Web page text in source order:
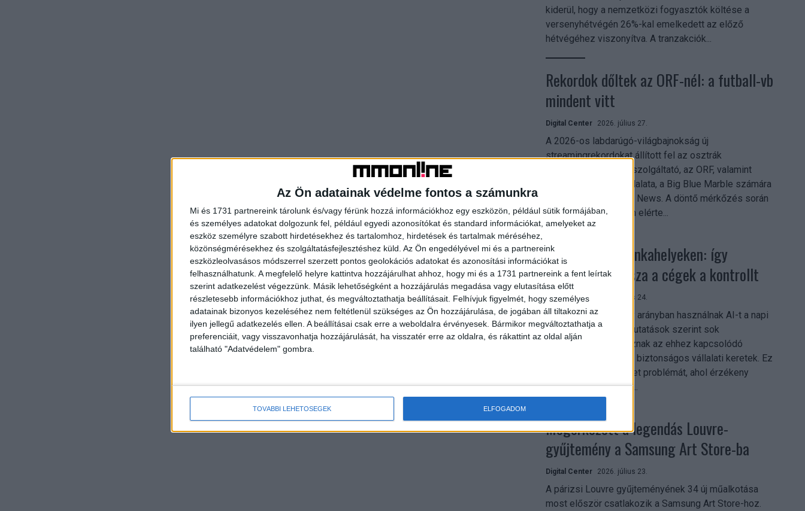
Az Ön adatainak védelme fontos a számunkra
Mi és 1731 partnereink tárolunk és/vagy férünk hozzá információkhoz egy eszközön, például sütik formájában,
és személyes adatokat dolgozunk fel, például egyedi azonosítókat és standard információkat, amelyeket az
eszköz személyre szabott hirdetésekhez és tartalomhoz, hirdetések és tartalmak méréséhez,
közönségmérésekhez és szolgáltatásfejlesztéshez küld. Az Ön engedélyével mi és a partnereink
eszközleolvasásos módszerrel szerzett pontos geolokációs adatokat és azonosítási információkat is
felhasználhatunk. A megfelelő helyre kattintva hozzájárulhat ahhoz, hogy mi és a 1731 partnereink a fent leírtak
szerint adatkezelést végezzünk. Másik lehetőségként a hozzájárulás megadása vagy elutasítása előtt
részletesebb információkhoz juthat, és megváltoztathatja beállításait. Felhívjuk figyelmét, hogy személyes
adatainak bizonyos kezeléséhez nem feltétlenül szükséges az Ön hozzájárulása, de jogában áll tiltakozni az
ilyen jellegű adatkezelés ellen. A beállításai csak erre a weboldalra érvényesek. Bármikor megváltoztathatja a
preferenciáit, vagy visszavonhatja hozzájárulását, ha visszatér erre az oldalra, és rákattint az oldal alján
található "Adatvédelem" gombra.
TOVÁBBI LEHETŐSÉGEK ELFOGADOM
kiderül, hogy a nemzetközi fogyasztók költése a
versenyhétvégén 26%-kal emelkedett az előző
hétvégéhez viszonyítva. A tranzakciók...
Rekordok dőltek az ORF-nél: a futball-vb
mindent vitt
Digital Center 2026. július 27.
A 2026-os labdarúgó-világbajnokság új
streamingrekordokat állított fel az osztrák
közszolgálati műsorszolgáltató, az ORF, valamint
technológiai leányvállalata, a Big Blue Marble számára
– írja a Broadband TV News. A döntő mérkőzés során
az átlagos nézőszám elérte...
Shadow AI a munkahelyeken: így
szerezhetik vissza a cégek a kontrollt
Digital Center 2026. július 24.
A munkavállalók nagy arányban használnak AI-t a napi
munkában, ám friss kutatások szerint sok
szervezetnél hiányoznak az ehhez kapcsolódó
világos irányelvek és biztonságos vállalati keretek. Ez
különösen ott jelenthet problémát, ahol érzékeny
üzleti információkkal...
Megérkezett a legendás Louvre-
gyűjtemény a Samsung Art Store-ba
Digital Center 2026. július 23.
A párizsi Louvre gyűjteményének 34 új műalkotása
most először csatlakozik a Samsung Art Store-hoz.